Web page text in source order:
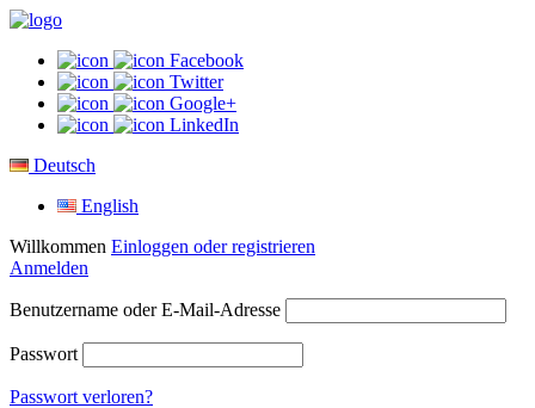
Facebook
Twitter
Google+
LinkedIn
Deutsch
English
Willkommen Einloggen oder registrieren
Anmelden
Benutzername oder E-Mail-Adresse
Passwort
Passwort verloren?